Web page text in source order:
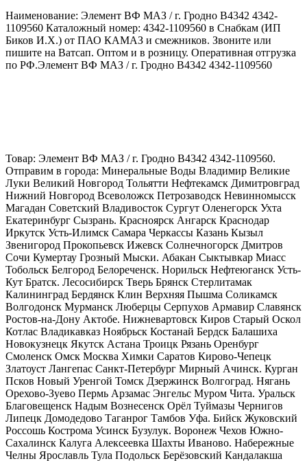
Наименование: Элемент ВФ МАЗ / г. Гродно В4342 4342-
1109560 Каталожный номер: 4342-1109560 в Снабкам (ИП
Биков И.Х.) от ПАО КАМАЗ и смежников. Звоните или
пишите на Ватсап. Оптом и в розницу. Оперативная отгрузка
по РФ.Элемент ВФ МАЗ / г. Гродно В4342 4342-1109560
Товар: Элемент ВФ МАЗ / г. Гродно В4342 4342-1109560.
Отправим в города: Минеральные Воды Владимир Великие
Луки Великий Новгород Тольятти Нефтекамск Димитровград
Нижний Новгород Всеволожск Петрозаводск Невинномысск
Магадан Советский Владивосток Сургут Оленегорск Ухта
Екатеринбург Сызрань. Красноярск Ангарск Краснодар
Иркутск Усть-Илимск Самара Черкассы Казань Кызыл
Звенигород Прокопьевск Ижевск Солнечногорск Дмитров
Сочи Кумертау Грозный Мыски. Абакан Сыктывкар Миасс
Тобольск Белгород Белореченск. Норильск Нефтеюганск Усть-
Кут Братск. Лесосибирск Тверь Брянск Стерлитамак
Калининград Бердянск Клин Верхняя Пышма Соликамск
Волгодонск Мурманск Люберцы Серпухов Армавир Славянск
Ростов-на-Дону Актобе. Нижневартовск Киров Старый Оскол
Котлас Владикавказ Ноябрьск Костанай Бердск Балашиха
Новокузнецк Якутск Астана Троицк Рязань Оренбург
Смоленск Омск Москва Химки Саратов Кирово-Чепецк
Златоуст Лангепас Санкт-Петербург Мирный Ачинск. Курган
Псков Новый Уренгой Томск Дзержинск Волгоград. Нягань
Орехово-Зуево Пермь Арзамас Энгельс Муром Чита. Уральск
Благовещенск Надым Вознесенск Орёл Туймазы Чернигов
Липецк Домодедово Таганрог Тамбов Уфа. Бийск Жуковский
Россошь Кострома Усинск Бузулук. Воронеж Чехов Южно-
Сахалинск Калуга Алексеевка Шахты Иваново. Набережные
Челны Ярославль Тула Подольск Берёзовский Кандалакша